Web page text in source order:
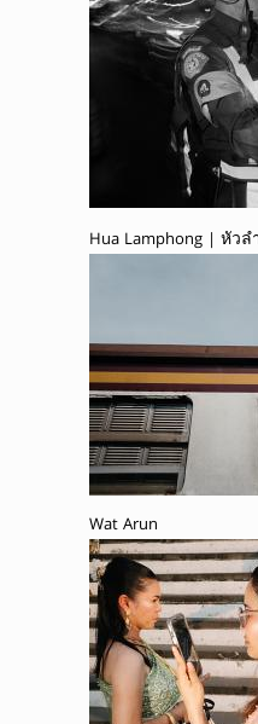
Hua Lamphong | หัวล
Wat Arun